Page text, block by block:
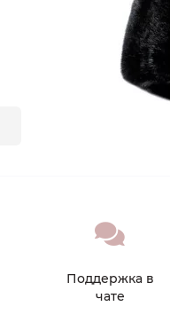
Поддержка в
чате